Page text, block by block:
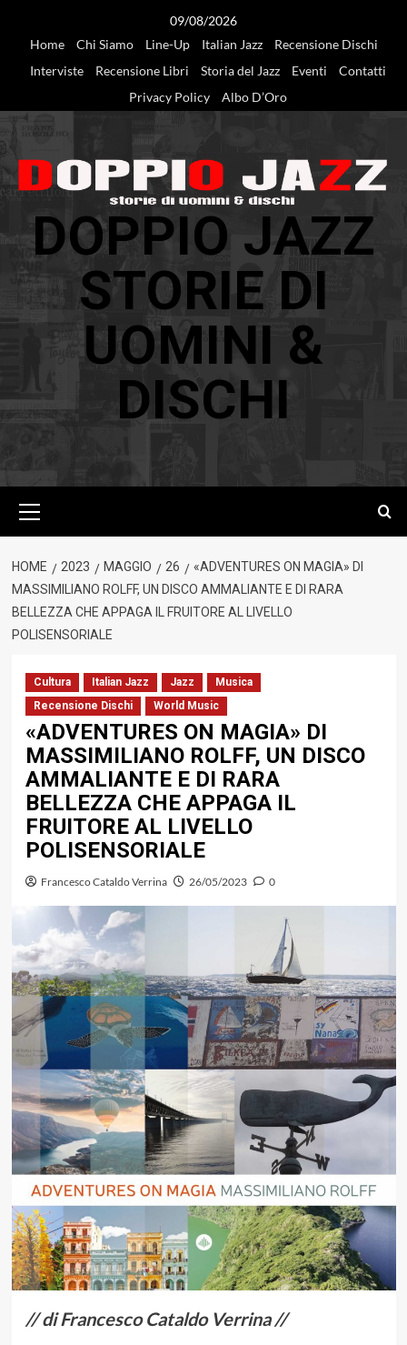
09/08/2026
Home
Chi Siamo Line-Up Italian Jazz
Recensione Dischi
Interviste
Recensione Libri Storia del Jazz Eventi
Contatti
Privacy Policy
Albo D’Oro
DOPPIO JAZZ
STORIE DI
UOMINI &
DISCHI
principale
HOME 2023 MAGGIO 26
«ADVENTURES ON MAGIA» DI
MASSIMILIANO ROLFF, UN DISCO AMMALIANTE E DI RARA
BELLEZZA CHE APPAGA IL FRUITORE AL LIVELLO
POLISENSORIALE
Cultura Italian Jazz Jazz
Musica
Recensione Dischi
World Music
«ADVENTURES ON MAGIA» DI
MASSIMILIANO ROLFF, UN DISCO
AMMALIANTE E DI RARA
BELLEZZA CHE APPAGA IL
FRUITORE AL LIVELLO
POLISENSORIALE
Francesco Cataldo Verrina 26/05/2023 0
// di Francesco Cataldo Verrina //